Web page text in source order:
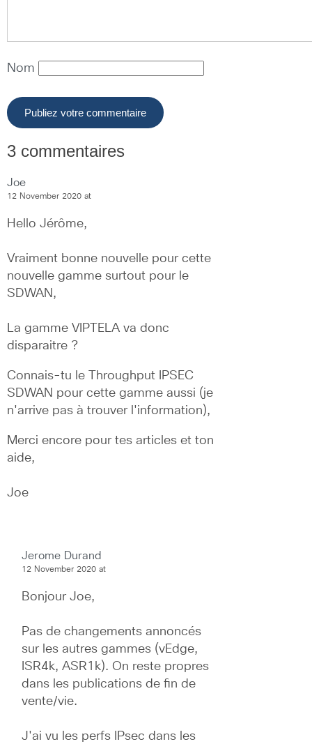
Nom
3 commentaires
Joe
12 November 2020 at
Hello Jérôme,
Vraiment bonne nouvelle pour cette
nouvelle gamme surtout pour le
SDWAN,
La gamme VIPTELA va donc
disparaitre ?
Connais-tu le Throughput IPSEC
SDWAN pour cette gamme aussi (je
n'arrive pas à trouver l'information),
Merci encore pour tes articles et ton
aide,
Joe
Jerome Durand
12 November 2020 at
Bonjour Joe,
Pas de changements annoncés
sur les autres gammes (vEdge,
ISR4k, ASR1k). On reste propres
dans les publications de fin de
vente/vie.
J'ai vu les perfs IPsec dans les